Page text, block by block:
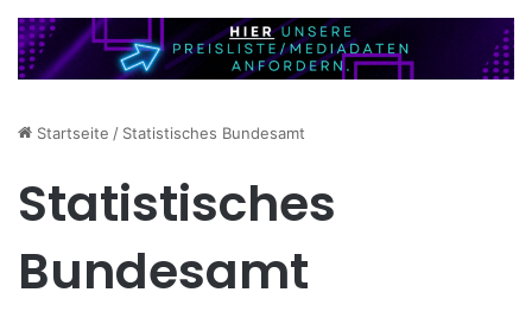
Startseite / Statistisches Bundesamt
Statistisches
Bundesamt